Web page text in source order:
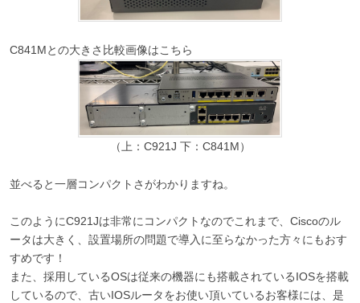
C841Mとの大きさ比較画像はこちら
（上：C921J 下：C841M）
並べると一層コンパクトさがわかりますね。
このようにC921Jは非常にコンパクトなのでこれまで、Ciscoのル
ータは大きく、設置場所の問題で導入に至らなかった方々にもおす
すめです！
また、採用しているOSは従来の機器にも搭載されているIOSを搭載
しているので、古いIOSルータをお使い頂いているお客様には、是